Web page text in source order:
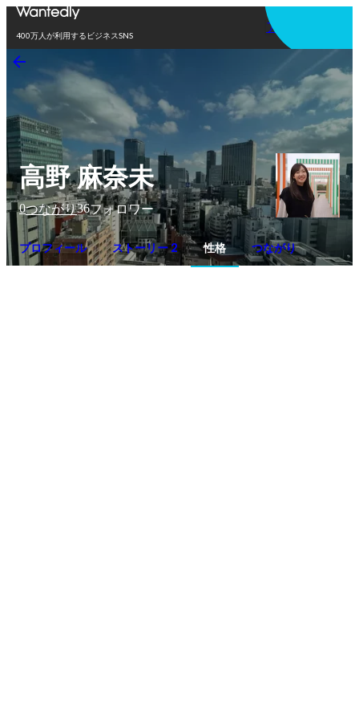
400万人が利用するビジネスSNS
アプリを使う
高野 麻奈未
0つながり36フォロワー
プロフィール ストーリー 2 性格 つながり